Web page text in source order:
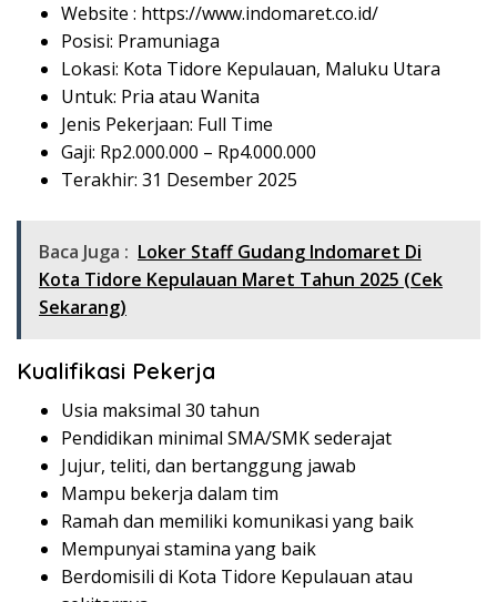
Website : https://www.indomaret.co.id/
Posisi: Pramuniaga
Lokasi: Kota Tidore Kepulauan, Maluku Utara
Untuk: Pria atau Wanita
Jenis Pekerjaan: Full Time
Gaji: Rp2.000.000 – Rp4.000.000
Terakhir: 31 Desember 2025
Baca Juga : Loker Staff Gudang Indomaret Di
Kota Tidore Kepulauan Maret Tahun 2025 (Cek
Sekarang)
Kualifikasi Pekerja
Usia maksimal 30 tahun
Pendidikan minimal SMA/SMK sederajat
Jujur, teliti, dan bertanggung jawab
Mampu bekerja dalam tim
Ramah dan memiliki komunikasi yang baik
Mempunyai stamina yang baik
Berdomisili di Kota Tidore Kepulauan atau